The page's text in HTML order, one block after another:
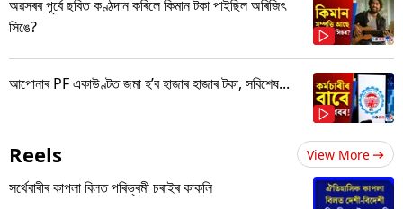
অৱসৰৰ পূৰ্বে ছবিত কণ্ঠদান কৰিলে কিমান টকা পাইছিল অৰিজিৎ
সিঙে?
আপোনাৰ PF একাউণ্টত জমা হ’ব হাজাৰ হাজাৰ টকা, সবিশেষ...
Reels View More
সৰ্থেবাৰীৰ কাপলা বিলত পৰিভ্ৰমী চৰাইৰ কাকলি